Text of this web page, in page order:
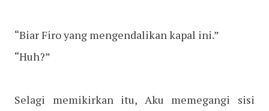
“Biar Firo yang mengendalikan kapal ini.”
“Huh?”
Selagi memikirkan itu, Aku memegangi sisi